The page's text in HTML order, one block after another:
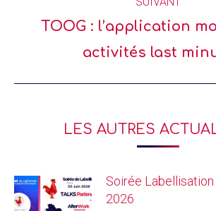
TOOG : l’application
activités last
LES AUTRES
Soirée
2026